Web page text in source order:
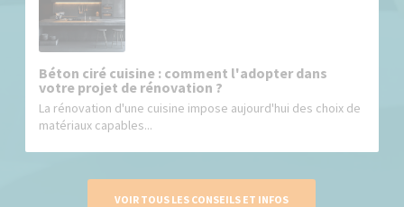
Béton ciré cuisine : comment l'adopter dans
votre projet de rénovation ?
La rénovation d'une cuisine impose aujourd'hui des choix de
matériaux capables...
VOIR TOUS LES CONSEILS ET INFOS